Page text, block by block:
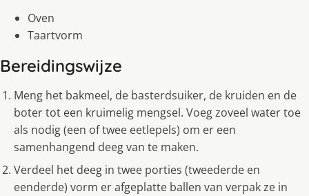
Oven
Taartvorm
Bereidingswijze
Meng het bakmeel, de basterdsuiker, de kruiden en de
boter tot een kruimelig mengsel. Voeg zoveel water toe
als nodig (een of twee eetlepels) om er een
samenhangend deeg van te maken.
Verdeel het deeg in twee porties (tweederde en
eenderde) vorm er afgeplatte ballen van verpak ze in